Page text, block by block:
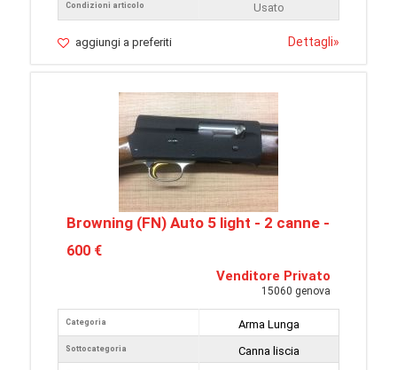
Condizioni articolo
Usato
aggiungi a preferiti Dettagli»
Browning (FN) Auto 5 light - 2 canne -
600 €
Venditore Privato
15060 genova
Categoria
Sottocategoria
Arma Lunga
Canna liscia